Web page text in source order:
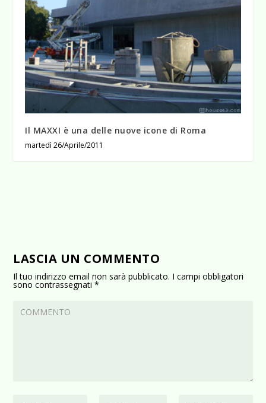
Il MAXXI è una delle nuove icone di Roma
martedì 26/Aprile/2011
LASCIA UN COMMENTO
Il tuo indirizzo email non sarà pubblicato. I campi obbligatori
sono contrassegnati*